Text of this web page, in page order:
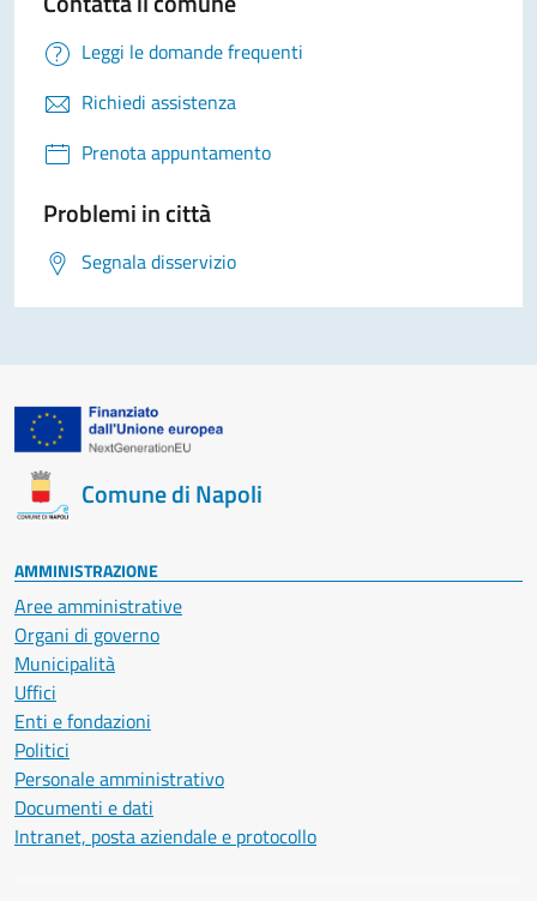
Leggi le domande frequenti
Richiedi assistenza
Prenota appuntamento
Problemi in città
Segnala disservizio
Comune di Napoli
AMMINISTRAZIONE
Aree amministrative
Organi di governo
Municipalità
Uffici
Enti e fondazioni
Politici
Personale amministrativo
Documenti e dati
Intranet, posta aziendale e protocollo